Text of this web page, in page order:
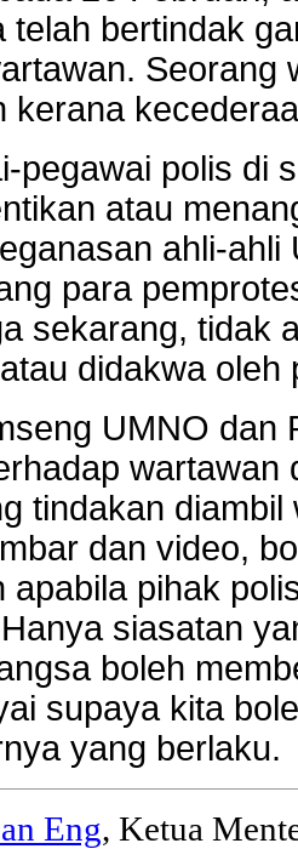
telah bertindak
Seorang
kerana
pegawai polis di
atau
ahli-
para
sekarang, tidak
didakwa oleh
UMNO dan
wartawan
tindakan
dan video,
apabila pihak
siasatan
boleh
supaya kita
yang berlaku.
Eng, Ketua